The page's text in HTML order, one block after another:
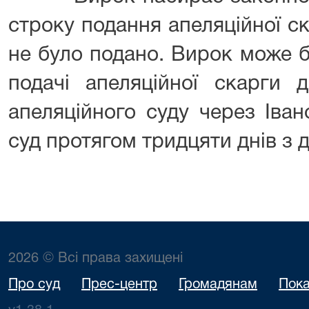
строку подання апеляційної
не було подано. Вирок може
подачі апеляційної скарги
апеляційного суду через
суд протягом тридцяти днів з
2026 © Всі права захищені
Про суд Прес-центр Громадянам